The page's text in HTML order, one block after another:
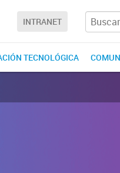
INTRANET
TECNOLÓGICA